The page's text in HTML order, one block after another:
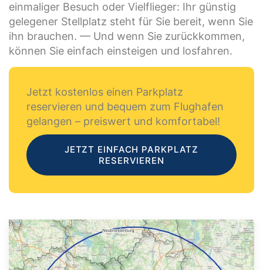
einmaliger Besuch oder Vielflieger: Ihr günstig
gelegener Stellplatz steht für Sie bereit, wenn Sie
ihn brauchen. — Und wenn Sie zurückkommen,
können Sie einfach einsteigen und losfahren.
Jetzt kostenlos einen Parkplatz
reservieren und bequem zum Flughafen
gelangen – preiswert und komfortabel!
JETZT EINFACH PARKPLATZ
RESERVIEREN